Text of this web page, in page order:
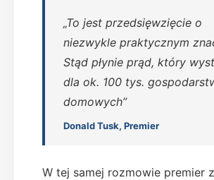
„To jest przedsięwzięcie o
niezwykle praktycznym
Stąd płynie prąd, który
dla ok. 100 tys.
domowych”
Donald Tusk, Premier
W tej samej rozmowie premier